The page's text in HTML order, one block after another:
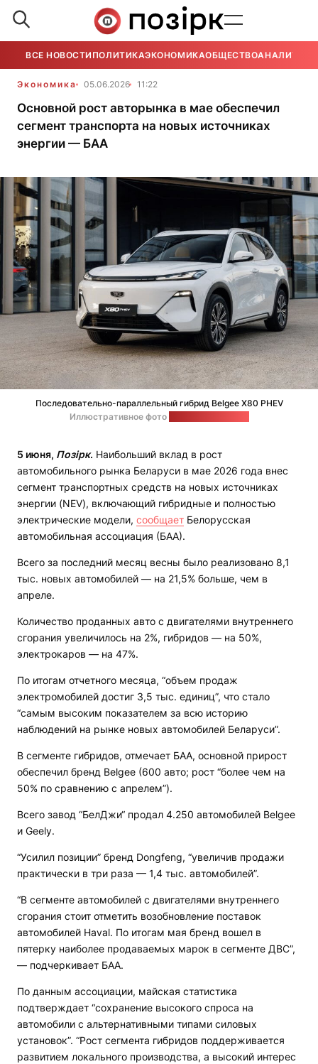
ВСЕ НОВОСТИ ПОЛИТИКАЭКОНОМИКАОБЩЕСТВОАНАЛИТИКА
Экономика 05.06.2026 11:22
Основной рост авторынка в мае обеспечил
сегмент транспорта на новых источниках
энергии — БАА
Последовательно-параллельный гибрид Belgee X80 PHEV
Иллюстративное фото
5 июня, Позірк. Наибольший вклад в рост
автомобильного рынка Беларуси в мае 2026 года внес
сегмент транспортных средств на новых источниках
энергии (NEV), включающий гибридные и полностью
электрические модели, сообщает Белорусская
автомобильная ассоциация (БАА).
Всего за последний месяц весны было реализовано 8,1
тыс. новых автомобилей — на 21,5% больше, чем в
апреле.
Количество проданных авто с двигателями внутреннего
сгорания увеличилось на 2%, гибридов — на 50%,
электрокаров — на 47%.
По итогам отчетного месяца, “объем продаж
электромобилей достиг 3,5 тыс. единиц”, что стало
“самым высоким показателем за всю историю
наблюдений на рынке новых автомобилей Беларуси”.
В сегменте гибридов, отмечает БАА, основной прирост
обеспечил бренд Belgee (600 авто; рост “более чем на
50% по сравнению с апрелем”).
Всего завод “БелДжи“ продал 4.250 автомобилей Belgee
и Geely.
“Усилил позиции” бренд Dongfeng, “увеличив продажи
практически в три раза — 1,4 тыс. автомобилей”.
“В сегменте автомобилей с двигателями внутреннего
сгорания стоит отметить возобновление поставок
автомобилей Haval. По итогам мая бренд вошел в
пятерку наиболее продаваемых марок в сегменте ДВС”,
— подчеркивает БАА.
По данным ассоциации, майская статистика
подтверждает “сохранение высокого спроса на
автомобили с альтернативными типами силовых
установок”. “Рост сегмента гибридов поддерживается
развитием локального производства, а высокий интерес